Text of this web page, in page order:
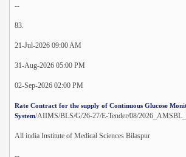
--
83.
21-Jul-2026 09:00 AM
31-Aug-2026 05:00 PM
02-Sep-2026 02:00 PM
Rate Contract for the supply of Continuous Glucose
System/AIIMS/BLS/G/26-27/E-Tender/08/
All india Institute of Medical Sciences Bilaspur